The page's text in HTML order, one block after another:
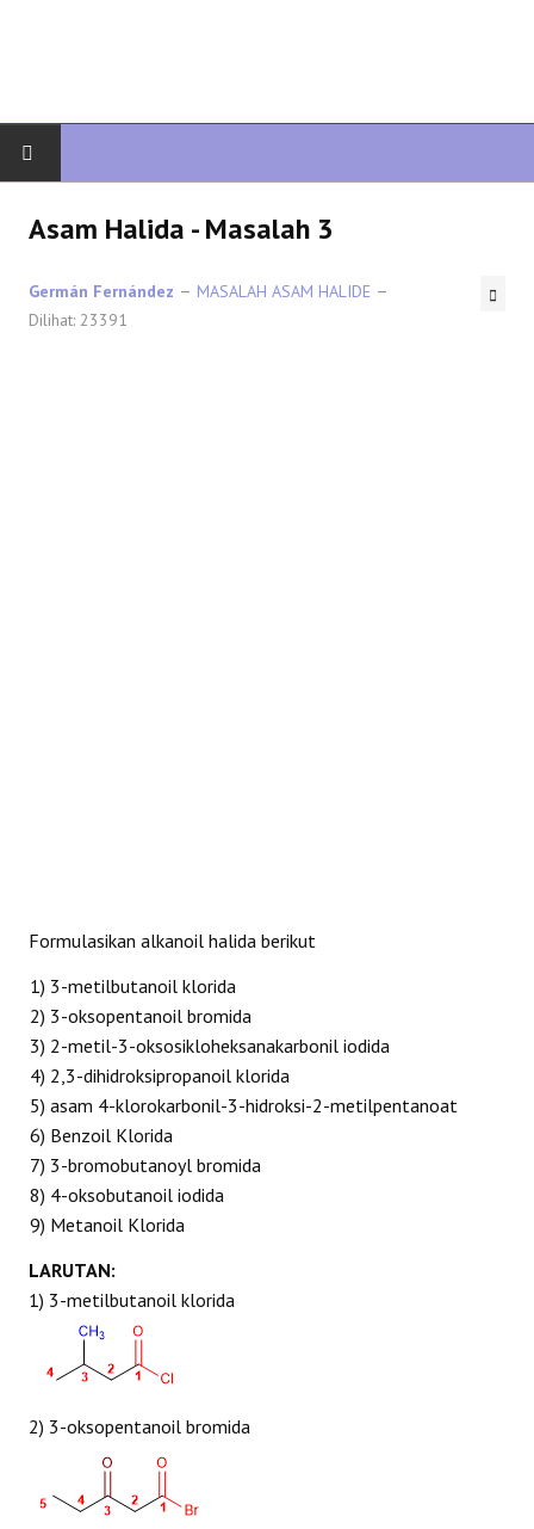
ORGANIK LANJUTAN
Asam Halida - Masalah 3
Germán Fernández
MASALAH ASAM HALIDE
Dilihat: 23391
Formulasikan alkanoil halida berikut
1) 3-metilbutanoil klorida
2) 3-oksopentanoil bromida
3) 2-metil-3-oksosikloheksanakarbonil iodida
4) 2,3-dihidroksipropanoil klorida
5) asam 4-klorokarbonil-3-hidroksi-2-metilpentanoat
6) Benzoil Klorida
7) 3-bromobutanoyl bromida
8) 4-oksobutanoil iodida
9) Metanoil Klorida
LARUTAN:
1) 3-metilbutanoil klorida
2) 3-oksopentanoil bromida